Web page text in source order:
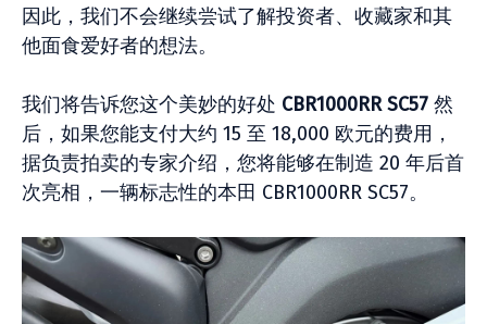
因此，我们不会继续尝试了解投资者、收藏家和其
他面食爱好者的想法。
我们将告诉您这个美妙的好处 CBR1000RR SC57 然
后，如果您能支付大约 15 至 18,000 欧元的费用，
据负责拍卖的专家介绍，您将能够在制造 20 年后首
次亮相，一辆标志性的本田 CBR1000RR SC57。